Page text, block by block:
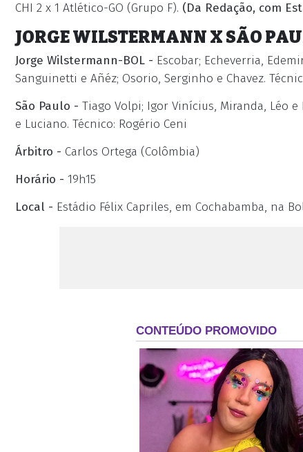
CHI 2 x 1 Atlético-GO (Grupo F). (Da Redação, com
JORGE WILSTERMANN X SÃO
Jorge Wilstermann-BOL - Escobar; Echeverria,
Sanguinetti e Añéz; Osorio, Serginho e Chavez.
São Paulo - Tiago Volpi; Igor Vinícius, Miranda, Léo
e Luciano. Técnico: Rogério Ceni
Árbitro - Carlos Ortega (Colômbia)
Horário - 19h15
Local - Estádio Félix Capriles, em Cochabamba, na